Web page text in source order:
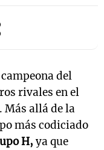
del
rivales en el
Más allá de la
más codiciado
H, ya que